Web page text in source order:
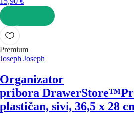
U KOŠARICU
Premium
Joseph Joseph
Organizator
pribora DrawerStore™
plastičan, sivi, 36,5 x 28